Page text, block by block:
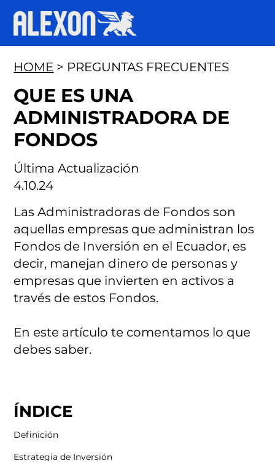
ÍNDICE
Definición
Estrategia de Inversión
Última Actualización
4.10.24
HOME > PREGUNTAS FRECUENTES
QUE ES UNA
ADMINISTRADORA DE
FONDOS
Las Administradoras de Fondos son
aquellas empresas que administran los
Fondos de Inversión en el Ecuador, es
decir, manejan dinero de personas y
empresas que invierten en activos a
través de estos Fondos.
En este artículo te comentamos lo que
debes saber.